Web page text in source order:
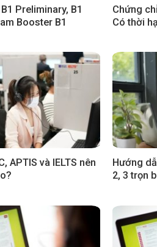
Preliminary, B1
Booster B1
Chứng
Có thời
APTIS và IELTS nên
Hướng
2, 3 trọn